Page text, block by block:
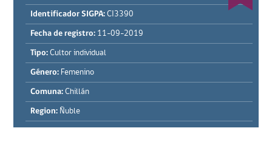
Identificador SIGPA: CI3390
Fecha de registro: 11-09-2019
Tipo: Cultor individual
Género: Femenino
Comuna: Chillán
Region: Ñuble